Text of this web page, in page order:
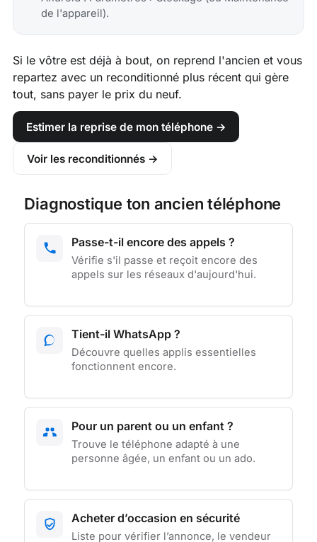
de l'appareil).
Si le vôtre est déjà à bout, on reprend l'ancien et vous
repartez avec un reconditionné plus récent qui gère
tout, sans payer le prix du neuf.
Estimer la reprise de mon téléphone →
Voir les reconditionnés →
Diagnostique ton ancien téléphone
Passe-t-il encore des appels ?
Vérifie s'il passe et reçoit encore des
appels sur les réseaux d'aujourd'hui.
Tient-il WhatsApp ?
Découvre quelles applis essentielles
fonctionnent encore.
Pour un parent ou un enfant ?
Trouve le téléphone adapté à une
personne âgée, un enfant ou un ado.
Acheter d’occasion en sécurité
Liste pour vérifier l’annonce, le vendeur